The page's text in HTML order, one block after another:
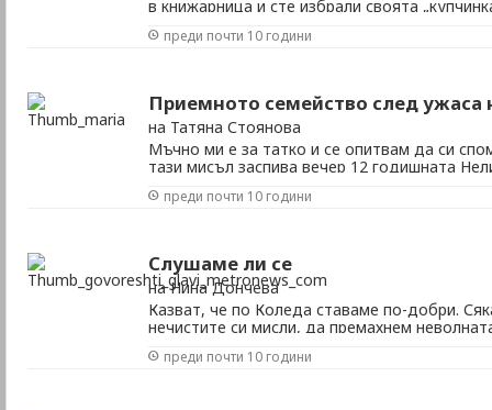
в книжарница и сте избрали своята
не е на мястото си. Да речем сред
преди почти 10 години
Приемното семейство след ужаса
на Татяна Стоянова
Мъчно ми е за татко и се опитвам да си
тази мисъл заспива вечер 12 годишната
институция. Готвят я за среща с приемен
преди почти 10 години
Слушаме ли се
на Нина Дончева
Казват, че по Коледа ставаме по-добри.
нечистите си мисли, да премахнем
отворим сърцата си с добро, така както
преди почти 10 години